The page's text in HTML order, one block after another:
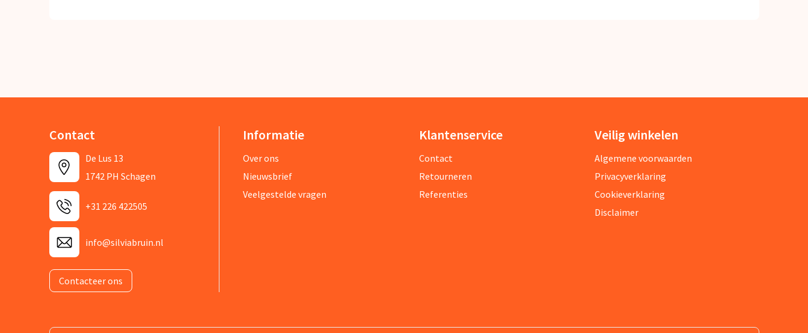
Contact
De Lus 13
1742 PH Schagen
+31 226 422505
info@silviabruin.nl
Contacteer ons
Informatie
Over ons
Nieuwsbrief
Veelgestelde vragen
Klantenservice
Contact
Retourneren
Referenties
Veilig winkelen
Algemene voorwaarden
Privacyverklaring
Cookieverklaring
Disclaimer